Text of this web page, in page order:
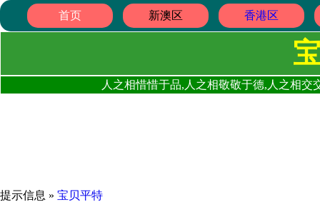
首页 新澳区 香港区
人之相惜惜于品,人之相敬敬于德,人之相
提示信息 » 宝贝平特